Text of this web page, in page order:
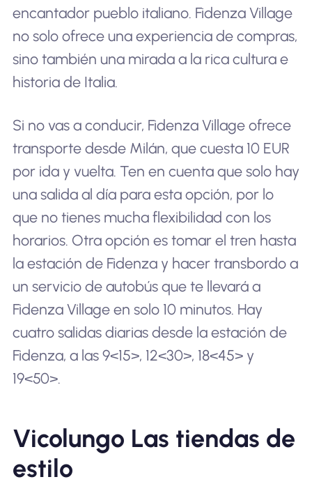
encantador pueblo italiano. Fidenza Village
no solo ofrece una experiencia de compras,
sino también una mirada a la rica cultura e
historia de Italia.
Si no vas a conducir, Fidenza Village ofrece
transporte desde Milán, que cuesta 10 EUR
por ida y vuelta. Ten en cuenta que solo hay
una salida al día para esta opción, por lo
que no tienes mucha flexibilidad con los
horarios. Otra opción es tomar el tren hasta
la estación de Fidenza y hacer transbordo a
un servicio de autobús que te llevará a
Fidenza Village en solo 10 minutos. Hay
cuatro salidas diarias desde la estación de
Fidenza, a las 9<15>, 12<30>, 18<45> y
19<50>.
Vicolungo Las tiendas de
estilo